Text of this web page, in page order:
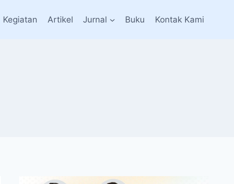
Kegiatan Artikel Jurnal Buku Kontak Kami